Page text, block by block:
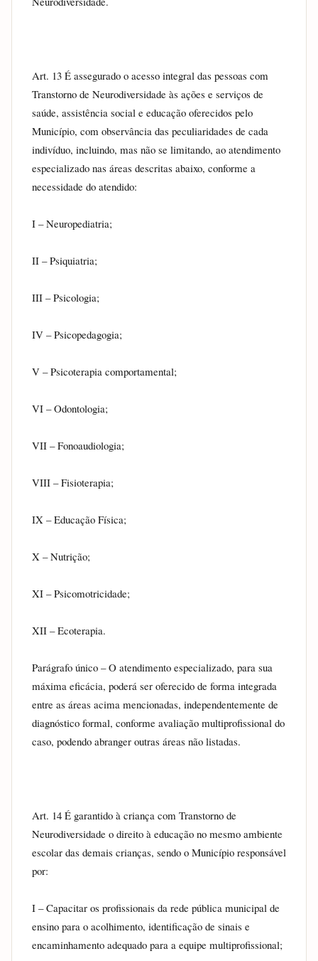
Art. 13 É assegurado o acesso integral das pessoas com
Transtorno de Neurodiversidade às ações e serviços de
saúde, assistência social e educação oferecidos pelo
Município, com observância das peculiaridades de cada
indivíduo, incluindo, mas não se limitando, ao atendimento
especializado nas áreas descritas abaixo, conforme a
necessidade do atendido:
I – Neuropediatria;
II – Psiquiatria;
III – Psicologia;
IV – Psicopedagogia;
V – Psicoterapia comportamental;
VI – Odontologia;
VII – Fonoaudiologia;
VIII – Fisioterapia;
IX – Educação Física;
X – Nutrição;
XI – Psicomotricidade;
XII – Ecoterapia.
Parágrafo único – O atendimento especializado, para sua
máxima eficácia, poderá ser oferecido de forma integrada
entre as áreas acima mencionadas, independentemente de
diagnóstico formal, conforme avaliação multiprofissional do
caso, podendo abranger outras áreas não listadas.
Art. 14 É garantido à criança com Transtorno de
Neurodiversidade o direito à educação no mesmo ambiente
escolar das demais crianças, sendo o Município responsável
por:
I – Capacitar os profissionais da rede pública municipal de
ensino para o acolhimento, identificação de sinais e
encaminhamento adequado para a equipe multiprofissional;